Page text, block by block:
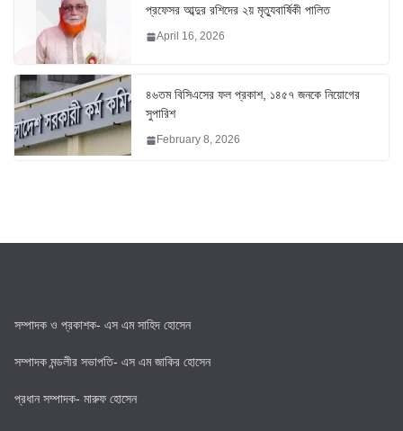
প্রফেসর আব্দুর রশিদের ২য় মৃত্যুবার্ষিকী পালিত
April 16, 2026
৪৬তম বিসিএসের ফল প্রকাশ, ১৪৫৭ জনকে নিয়োগের
সুপারিশ
February 8, 2026
সম্পাদক ও প্রকাশক- এস এম সাহিদ হোসেন
সম্পাদক মন্ডলীর সভাপতি- এস এম জাকির হোসেন
প্রধান সম্পাদক- মারুফ হোসেন